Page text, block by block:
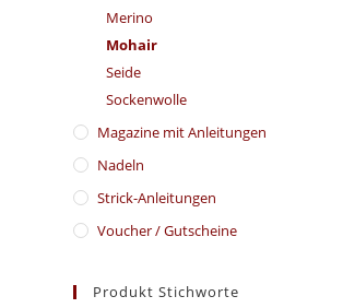
Merino
Mohair
Seide
Sockenwolle
Magazine mit Anleitungen
Nadeln
Strick-Anleitungen
Voucher / Gutscheine
Produkt Stichworte